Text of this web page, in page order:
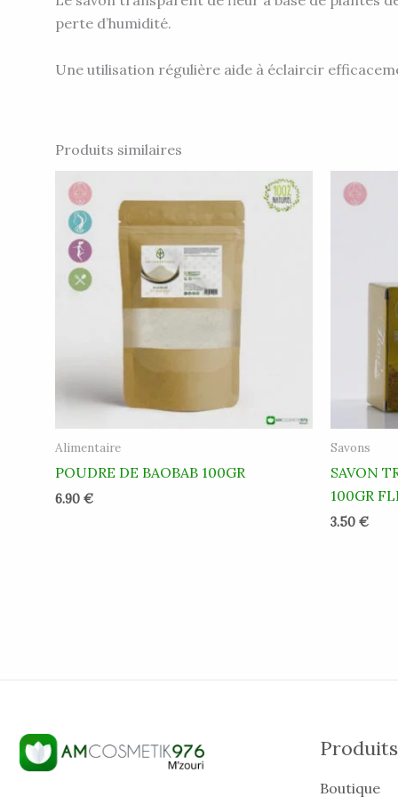
perte d’humidité.
Une utilisation régulière aide à éclaircir
Produits similaires
Alimentaire
POUDRE DE BAOBAB 100GR
6.90 €
Savons
SAVON
100GR
3.50 €
Produits
Boutique